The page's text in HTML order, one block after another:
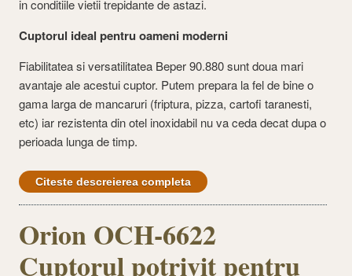
in conditiile vietii trepidante de astazi.
Cuptorul ideal pentru oameni moderni
Fiabilitatea si versatilitatea Beper 90.880 sunt doua mari
avantaje ale acestui cuptor. Putem prepara la fel de bine o
gama larga de mancaruri (friptura, pizza, cartofi taranesti,
etc) iar rezistenta din otel inoxidabil nu va ceda decat dupa o
perioada lunga de timp.
Citeste descreierea completa
Orion OCH-6622
Cuptorul potrivit pentru